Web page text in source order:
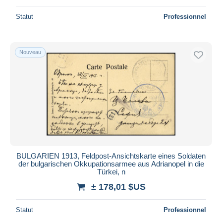
Statut Professionnel
Nouveau
BULGARIEN 1913, Feldpost-Ansichtskarte eines Soldaten
der bulgarischen Okkupationsarmee aus Adrianopel in die
Türkei, n
± 178,01 $US
Statut Professionnel